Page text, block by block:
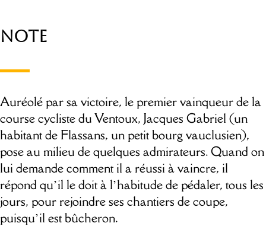
Note
Auréolé par sa victoire, le premier vainqueur de la
course cycliste du Ventoux, Jacques Gabriel (un
habitant de Flassans, un petit bourg vauclusien),
pose au milieu de quelques admirateurs. Quand on
lui demande comment il a réussi à vaincre, il
répond qu’il le doit à l’habitude de pédaler, tous les
jours, pour rejoindre ses chantiers de coupe,
puisqu’il est bûcheron.